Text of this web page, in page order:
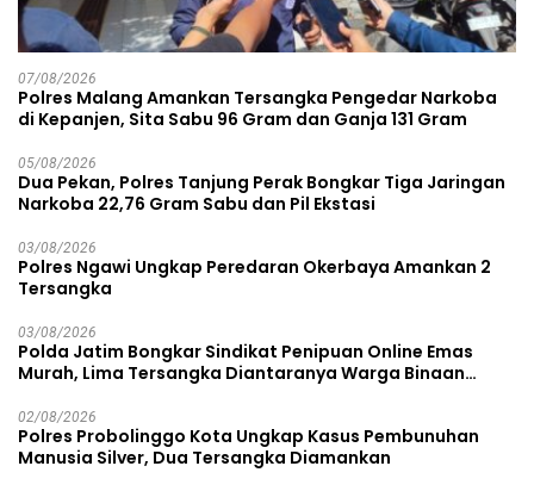
07/08/2026
Polres Malang Amankan Tersangka Pengedar Narkoba
di Kepanjen, Sita Sabu 96 Gram dan Ganja 131 Gram
05/08/2026
Dua Pekan, Polres Tanjung Perak Bongkar Tiga Jaringan
Narkoba 22,76 Gram Sabu dan Pil Ekstasi
03/08/2026
Polres Ngawi Ungkap Peredaran Okerbaya Amankan 2
Tersangka
03/08/2026
Polda Jatim Bongkar Sindikat Penipuan Online Emas
Murah, Lima Tersangka Diantaranya Warga Binaan
02/08/2026
Polres Probolinggo Kota Ungkap Kasus Pembunuhan
Manusia Silver, Dua Tersangka Diamankan